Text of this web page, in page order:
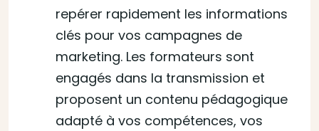
repérer rapidement les informations
clés pour vos campagnes de
marketing. Les formateurs sont
engagés dans la transmission et
proposent un contenu pédagogique
adapté à vos compétences, vos